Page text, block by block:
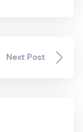
Next Post